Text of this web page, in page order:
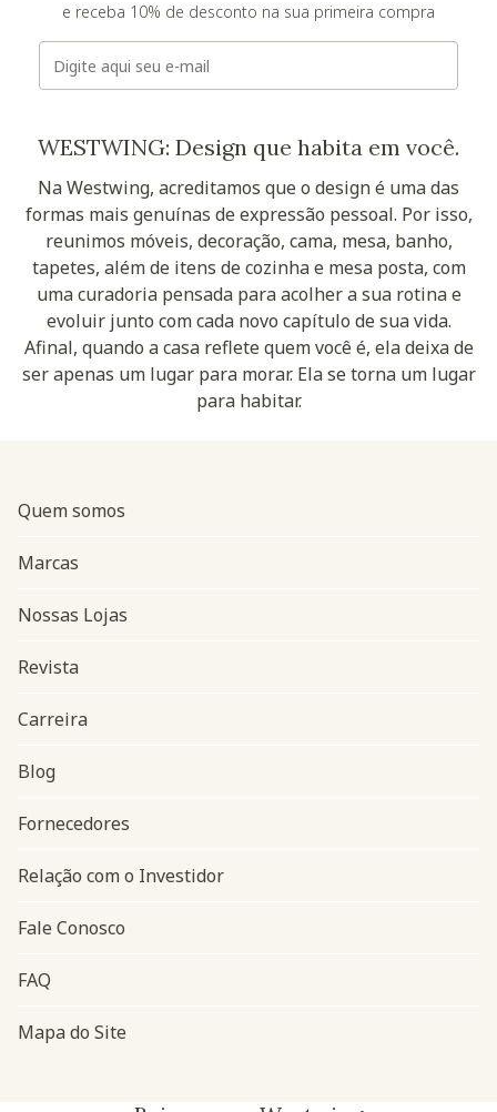
e receba 10% de desconto na sua primeira compra
WESTWING: Design que habita em você.
Na Westwing, acreditamos que o design é uma das
formas mais genuínas de expressão pessoal. Por isso,
reunimos móveis, decoração, cama, mesa, banho,
tapetes, além de itens de cozinha e mesa posta, com
uma curadoria pensada para acolher a sua rotina e
evoluir junto com cada novo capítulo de sua vida.
Afinal, quando a casa reflete quem você é, ela deixa de
ser apenas um lugar para morar. Ela se torna um lugar
para habitar.
Navegação do rodapé
Quem somos
Marcas
Nossas Lojas
Revista
Carreira
Blog
Fornecedores
Relação com o Investidor
Fale Conosco
FAQ
Mapa do Site